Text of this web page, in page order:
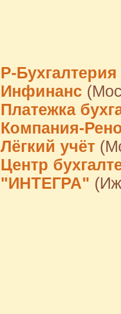
Р-Бухгалтерия
Инфинанс
Платежка
Компания-
Лёгкий учёт
Центр
"ИНТЕГРА"